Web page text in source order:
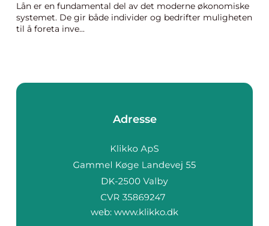
Lån er en fundamental del av det moderne økonomiske
systemet. De gir både individer og bedrifter muligheten
til å foreta inve...
Adresse
web: www.klikko.dk